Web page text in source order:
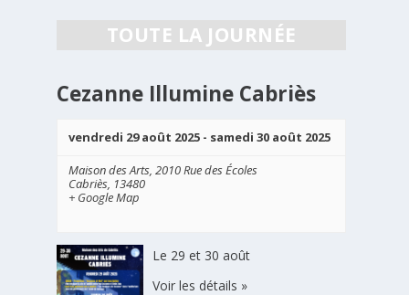
TOUTE LA JOURNÉE
Cezanne Illumine Cabriès
vendredi 29 août 2025 - samedi 30 août 2025
Maison des Arts,2010 Rue des Écoles
Cabriès, 13480
+ Google Map
Le 29 et 30 août
Voir les détails »